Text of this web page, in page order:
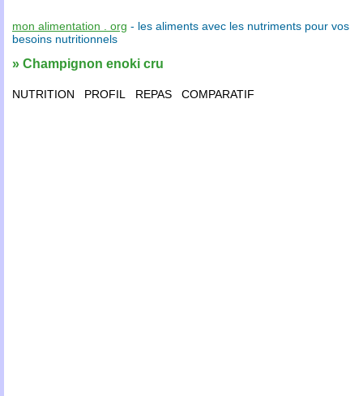
mon alimentation . org - les aliments avec les nutriments pour vos
besoins nutritionnels
» Champignon enoki cru
NUTRITION PROFIL REPAS COMPARATIF